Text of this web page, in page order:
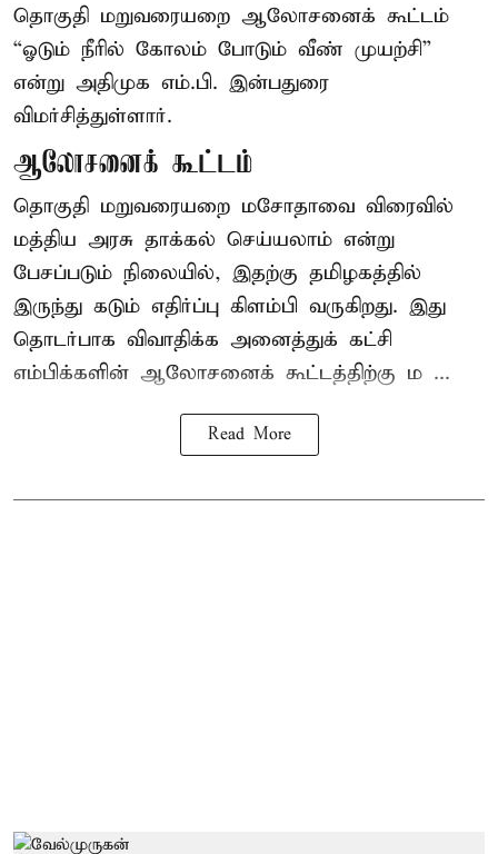
தொகுதி மறுவரையறை ஆலோசனைக் கூட்டம்
“ஓடும் நீரில் கோலம் போடும் வீண் முயற்சி”
என்று அதிமுக எம்.பி. இன்பதுரை
விமர்சித்துள்ளார்.
ஆலோசனைக் கூட்டம்
தொகுதி மறுவரையறை மசோதாவை விரைவில்
மத்திய அரசு தாக்கல் செய்யலாம் என்று
பேசப்படும் நிலையில், இதற்கு தமிழகத்தில்
இருந்து கடும் எதிர்ப்பு கிளம்பி வருகிறது. இது
தொடர்பாக விவாதிக்க அனைத்துக் கட்சி
எம்பிக்களின் ஆலோசனைக் கூட்டத்திற்கு ம ...
Read More